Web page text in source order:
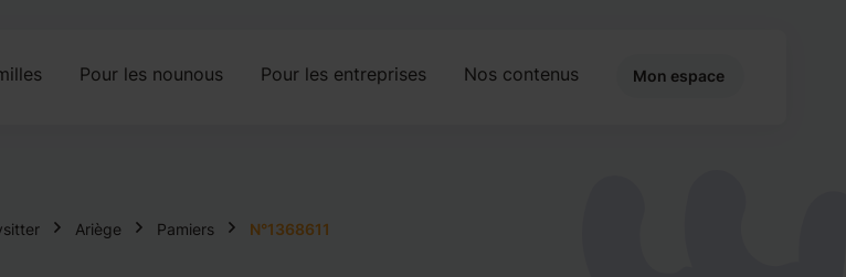
Pour les nounous Pour les entreprises Nos contenus Mon espace
Ariège Pamiers N°1368611